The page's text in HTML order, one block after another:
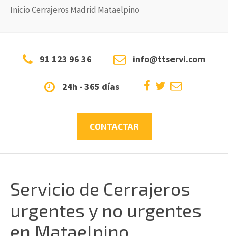
InicioCerrajeros Madrid Mataelpino
91 123 96 36 info@ttservi.com
24h - 365 días
CONTACTAR
Servicio de Cerrajeros
urgentes y no urgentes
en Mataelpino